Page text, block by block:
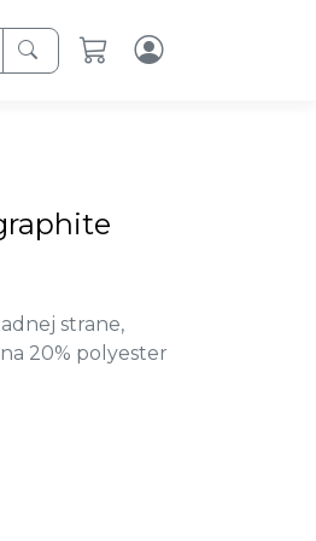
strane,
20% polyester